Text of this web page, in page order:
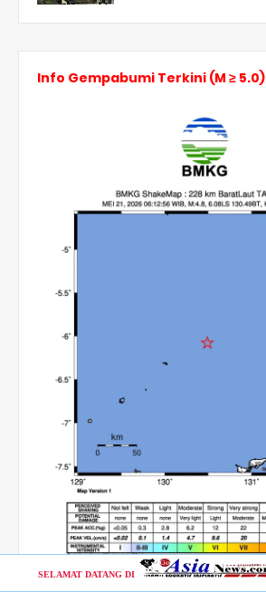
Info Gempabumi Terkini (M ≥ 5.0)
SELAMAT DATANG DI